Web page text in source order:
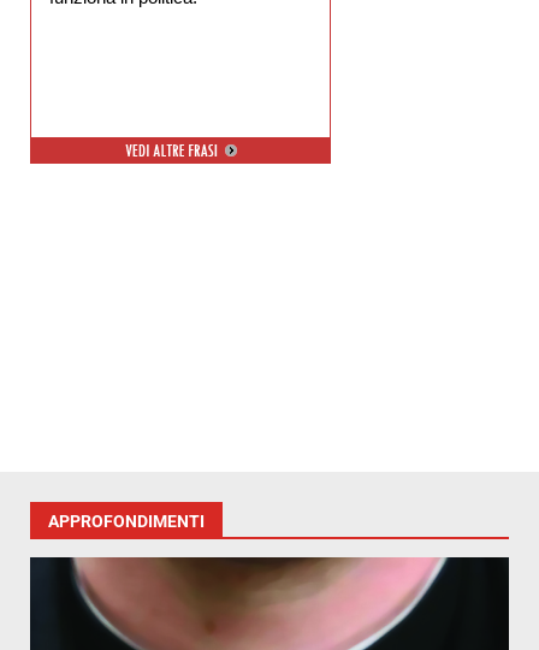
APPROFONDIMENTI